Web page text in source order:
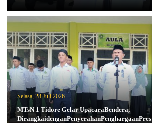
Selasa, 28 Juli 2026
MTsN 1 Tidore Gelar UpacaraBendera,